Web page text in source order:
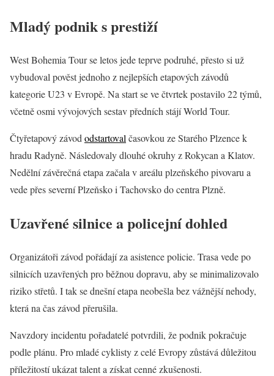
Mladý podnik s prestiží
West Bohemia Tour se letos jede teprve podruhé, přesto si už
vybudoval pověst jednoho z nejlepších etapových závodů
kategorie U23 v Evropě. Na start se ve čtvrtek postavilo 22 týmů,
včetně osmi vývojových sestav předních stájí World Tour.
Čtyřetapový závododstartovalčasovkou ze Starého Plzence k
hradu Radyně. Následovaly dlouhé okruhy z Rokycan a Klatov.
Nedělní závěrečná etapa začala v areálu plzeňského pivovaru a
vede přes severní Plzeňsko i Tachovsko do centra Plzně.
Uzavřené silnice a policejní dohled
Organizátoři závod pořádají za asistence policie. Trasa vede po
silnicích uzavřených pro běžnou dopravu, aby se minimalizovalo
riziko střetů. I tak se dnešní etapa neobešla bez vážnější nehody,
která na čas závod přerušila.
Navzdory incidentu pořadatelé potvrdili, že podnik pokračuje
podle plánu. Pro mladé cyklisty z celé Evropy zůstává důležitou
příležitostí ukázat talent a získat cenné zkušenosti.